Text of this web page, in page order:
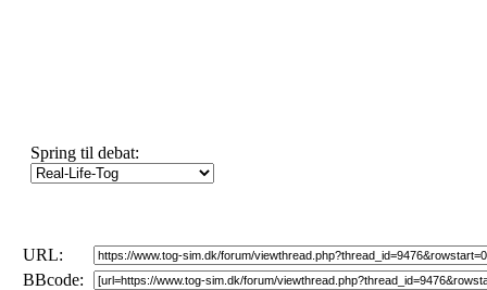
Spring til debat:
URL:
BBcode: